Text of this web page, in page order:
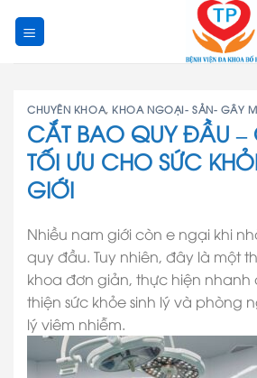
CHUYÊN KHOA, KHOA NGOẠI- SẢN- GÂY
CẮT BAO QUY ĐẦU –
TỐI ƯU CHO SỨC
GIỚI
Nhiều nam giới còn e ngại khi
quy đầu. Tuy nhiên, đây là một
khoa đơn giản, thực hiện
thiện sức khỏe sinh lý và phòng
lý viêm nhiễm.